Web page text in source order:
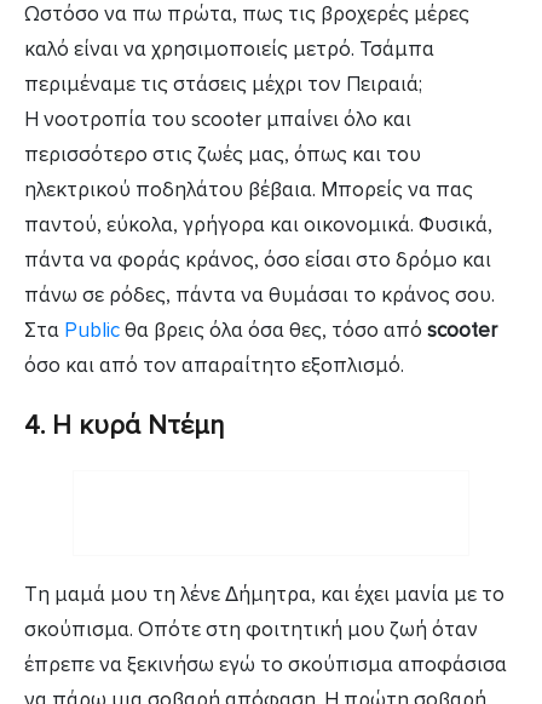
Ωστόσο να πω πρώτα, πως τις βροχερές μέρες
καλό είναι να χρησιμοποιείς μετρό. Τσάμπα
περιμέναμε τις στάσεις μέχρι τον Πειραιά;
Η νοοτροπία του scooter μπαίνει όλο και
περισσότερο στις ζωές μας, όπως και του
ηλεκτρικού ποδηλάτου βέβαια. Μπορείς να πας
παντού, εύκολα, γρήγορα και οικονομικά. Φυσικά,
πάντα να φοράς κράνος, όσο είσαι στο δρόμο και
πάνω σε ρόδες, πάντα να θυμάσαι το κράνος σου.
Στα Publicθα βρεις όλα όσα θες, τόσο από scooter
όσο και από τον απαραίτητο εξοπλισμό.
4. Η κυρά Ντέμη
Τη μαμά μου τη λένε Δήμητρα, και έχει μανία με το
σκούπισμα. Οπότε στη φοιτητική μου ζωή όταν
έπρεπε να ξεκινήσω εγώ το σκούπισμα αποφάσισα